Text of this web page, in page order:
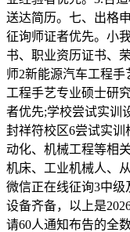
送达简历。七、出格
征询师证者优先。小
书、职业资历证书、
师2新能源汽车工程
工程手艺专业硕士研
者优先;学校尝试实训
封祥符校区6尝试实训
动化、机械工程等相
机床、工业机械人、
微信正在线征询3中
设备齐备，以上是
请60人通知布告的全